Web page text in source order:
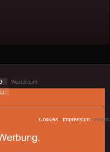
Warteraum
)
Cookies - Impressum -